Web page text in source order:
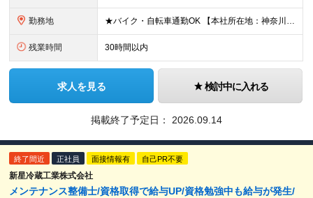
勤務地 ★バイク・自転車通勤OK 【本社所在地：神奈川】 神奈川県川崎市川崎区日ノ出1-16-21 ※（変更の範囲）上記を除く当社関連勤務地 【出張も仕事の楽しみの1つ！？】 向上心のある社員は、メンテ
残業時間 30時間以内
求人を見る 検討中に入れる
掲載終了予定日： 2026.09.14
終了間近 正社員 面接情報有 自己PR不要
新星冷蔵工業株式会社
メンテナンス整備士/資格取得で給与UP/資格勉強中も給与が発生/